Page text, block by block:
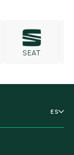
SEAT
ES